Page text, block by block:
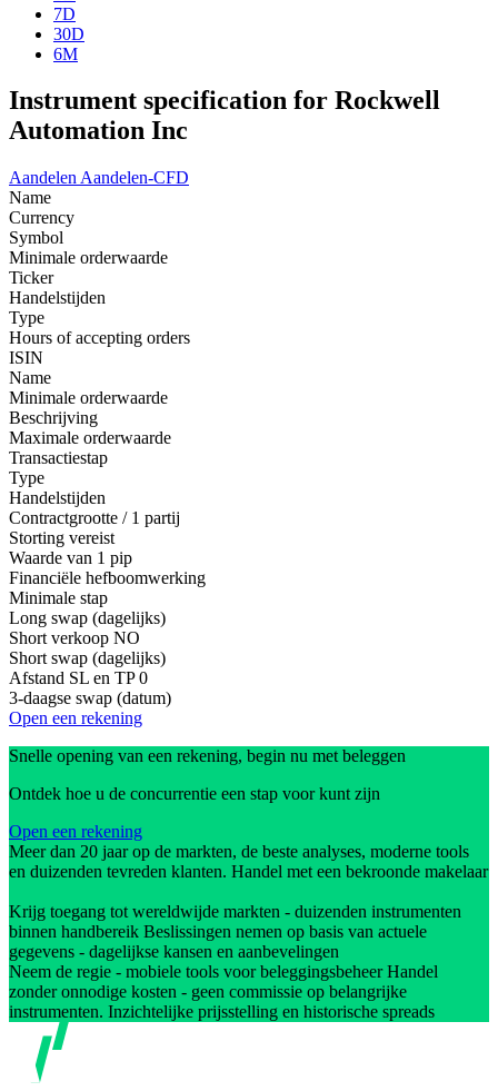
7D
30D
6M
Instrument specification for Rockwell
Automation Inc
Aandelen Aandelen-CFD
Name
Currency
Symbol
Minimale orderwaarde
Ticker
Handelstijden
Type
Hours of accepting orders
ISIN
Name
Minimale orderwaarde
Beschrijving
Maximale orderwaarde
Transactiestap
Type
Handelstijden
Contractgrootte / 1 partij
Storting vereist
Waarde van 1 pip
Financiële hefboomwerking
Minimale stap
Long swap (dagelijks)
Short verkoop NO
Short swap (dagelijks)
Afstand SL en TP 0
3-daagse swap (datum)
Open een rekening
Snelle opening van een rekening, begin nu met beleggen
Ontdek hoe u de concurrentie een stap voor kunt zijn
Open een rekening
Meer dan 20 jaar op de markten, de beste analyses, moderne tools
en duizenden tevreden klanten. Handel met een bekroonde makelaar
Krijg toegang tot wereldwijde markten - duizenden instrumenten
binnen handbereik Beslissingen nemen op basis van actuele
gegevens - dagelijkse kansen en aanbevelingen
Neem de regie - mobiele tools voor beleggingsbeheer Handel
zonder onnodige kosten - geen commissie op belangrijke
instrumenten. Inzichtelijke prijsstelling en historische spreads